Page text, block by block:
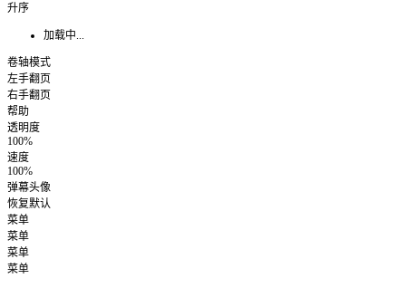
升序
加载中...
卷轴模式
左手翻页
右手翻页
帮助
透明度
100%
速度
100%
弹幕头像
恢复默认
菜单
菜单
菜单
菜单